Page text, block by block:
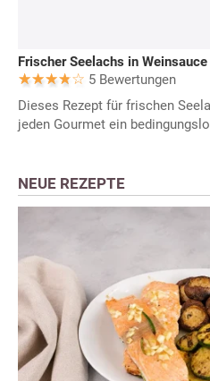
Frischer Seelachs in Weinsauce
5 Bewertungen
Dieses Rezept für frischen
jeden Gourmet ein
NEUE REZEPTE